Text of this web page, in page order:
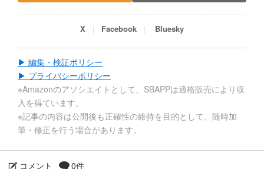
X Facebook Bluesky
▶ 編集・検証ポリシー
▶ プライバシーポリシー
※Amazonのアソシエイトとして、SBAPPは適格販売により収
入を得ています。
※記事の内容は公開後も正確性の維持を目的として、随時加
筆・修正を行う場合があります。
コメント 0件